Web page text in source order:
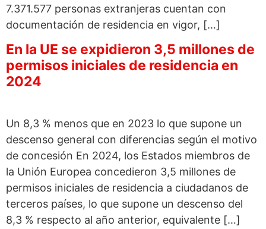
7.371.577 personas extranjeras cuentan con
documentación de residencia en vigor, […]
En la UE se expidieron 3,5 millones de
permisos iniciales de residencia en
2024
Un 8,3 % menos que en 2023 lo que supone un
descenso general con diferencias según el motivo
de concesión En 2024, los Estados miembros de
la Unión Europea concedieron 3,5 millones de
permisos iniciales de residencia a ciudadanos de
terceros países, lo que supone un descenso del
8,3 % respecto al año anterior, equivalente […]